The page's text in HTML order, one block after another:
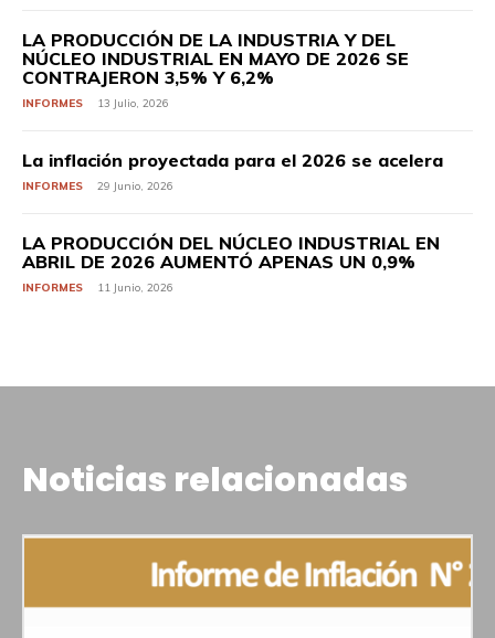
LA PRODUCCIÓN DE LA INDUSTRIA Y DEL
NÚCLEO INDUSTRIAL EN MAYO DE 2026 SE
CONTRAJERON 3,5% Y 6,2%
INFORMES 13 Julio, 2026
La inflación proyectada para el 2026 se acelera
INFORMES 29 Junio, 2026
LA PRODUCCIÓN DEL NÚCLEO INDUSTRIAL EN
ABRIL DE 2026 AUMENTÓ APENAS UN 0,9%
INFORMES 11 Junio, 2026
Noticias relacionadas